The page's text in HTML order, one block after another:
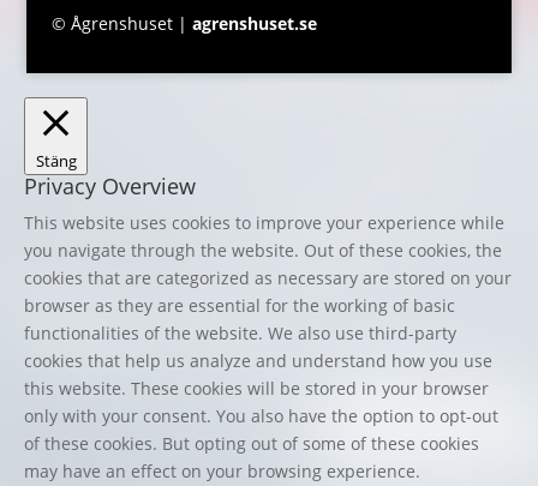
© Ågrenshuset | agrenshuset.se
Stäng
Privacy Overview
This website uses cookies to improve your experience while
you navigate through the website. Out of these cookies, the
cookies that are categorized as necessary are stored on your
browser as they are essential for the working of basic
functionalities of the website. We also use third-party
cookies that help us analyze and understand how you use
this website. These cookies will be stored in your browser
only with your consent. You also have the option to opt-out
of these cookies. But opting out of some of these cookies
may have an effect on your browsing experience.